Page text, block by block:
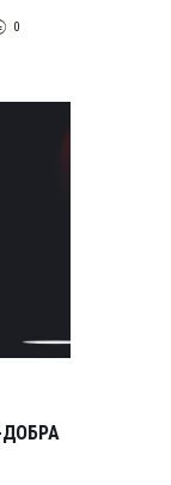
0
ДОБРА